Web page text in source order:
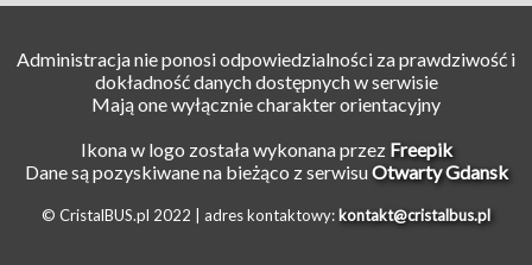
Administracja nie ponosi odpowiedzialności za prawdziwość i
dokładność danych dostępnych w serwisie
Mają one wyłącznie charakter orientacyjny
Ikona w logo została wykonana przez Freepik
Dane są pozyskiwane na bieżąco z serwisuOtwarty Gdansk
© CristalBUS.pl 2022 | adres kontaktowy: kontakt@cristalbus.pl